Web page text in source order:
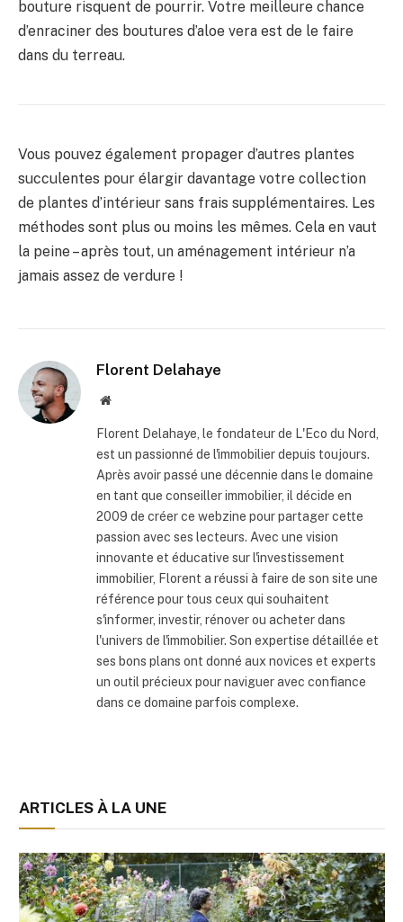
bouture risquent de pourrir. Votre meilleure chance
d’enraciner des boutures d’aloe vera est de le faire
dans du terreau.
Vous pouvez également propager d’autres plantes
succulentes pour élargir davantage votre collection
de plantes d’intérieur sans frais supplémentaires. Les
méthodes sont plus ou moins les mêmes. Cela en vaut
la peine – après tout, un aménagement intérieur n’a
jamais assez de verdure !
Florent Delahaye
Site
Florent Delahaye, le fondateur de L'Eco du Nord,
est un passionné de l'immobilier depuis toujours.
Après avoir passé une décennie dans le domaine
en tant que conseiller immobilier, il décide en
2009 de créer ce webzine pour partager cette
passion avec ses lecteurs. Avec une vision
innovante et éducative sur l'investissement
immobilier, Florent a réussi à faire de son site une
référence pour tous ceux qui souhaitent
s'informer, investir, rénover ou acheter dans
l'univers de l'immobilier. Son expertise détaillée et
ses bons plans ont donné aux novices et experts
un outil précieux pour naviguer avec confiance
dans ce domaine parfois complexe.
ARTICLES À LA UNE